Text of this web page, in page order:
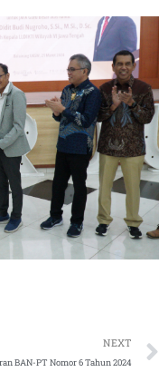
NEXT
BAN-PT Nomor 6 Tahun 2024